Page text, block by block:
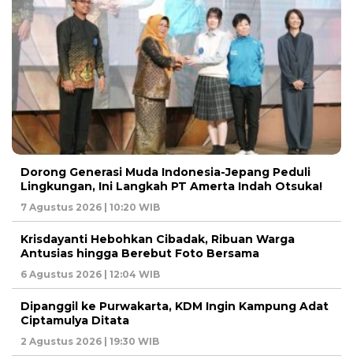
Dorong Generasi Muda Indonesia-Jepang Peduli
Lingkungan, Ini Langkah PT Amerta Indah Otsuka!
7 Agustus 2026 | 10:20 WIB
Krisdayanti Hebohkan Cibadak, Ribuan Warga
Antusias hingga Berebut Foto Bersama
6 Agustus 2026 | 12:04 WIB
Dipanggil ke Purwakarta, KDM Ingin Kampung Adat
Ciptamulya Ditata
2 Agustus 2026 | 19:30 WIB